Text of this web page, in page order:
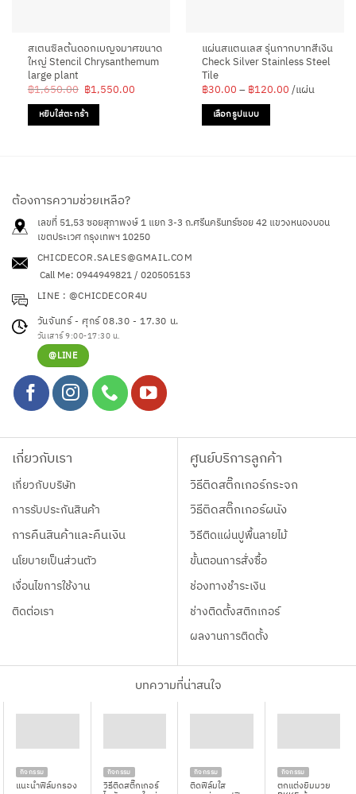
สเตนซิลต้นดอกเบญจมาศขนาด
ใหญ่ Stencil Chrysanthemum
large plant
฿1,650.00 Original
price
was:
฿1,650.00.
฿1,550.00Current
หยิบใส่ตะกร้า
แผ่นสแตนเลส รุ่นกากบาทสีเงิน
Check Silver Stainless Steel
Tile
฿30.00–฿120.00Price
range:
/แผ่น
เลือกรูปแบบ
The
ต้องการความช่วยเหลือ?
เลขที่ 51,53 ซอยสุภาพงษ์ 1 แยก 3-3 ถ.ศรีนครินทร์ซอย 42แขวงหนองบอน
เขตประเวศ กรุงเทพฯ 10250
CHICDECOR.SALES@GMAIL.COM
Call Me: 0944949821 / 020505153
LINE : @CHICDECOR4U
วันจันทร์ - ศุกร์ 08.30 - 17.30 น.
วันเสาร์ 9:00-17:30 น.
@LINE
เกี่ยวกับเรา
เกี่ยวกับบริษัท
การรับประกันสินค้า
การคืนสินค้าและคืนเงิน
นโยบายเป็นส่วนตัว
เงื่อนไขการใช้งาน
ติดต่อเรา
ศูนย์บริการลูกค้า
วิธีติดสติ๊กเกอร์กระจก
วิธีติดสติ๊กเกอร์ผนัง
วิธีติดแผ่นปูพื้นลายไม้
ขั้นตอนการสั่งซื้อ
ช่องทางชำระเงิน
ช่างติดตั้งสติกเกอร์
ผลงานการติดตั้ง
บทความที่น่าสนใจ
กิจกรรม
แนะนำฟิล์มกรอง
กิจกรรม
วิธีติดสติ๊กเกอร์
กิจกรรม
ติดฟิล์มใส
กิจกรรม
ตกแต่งยิมมวย